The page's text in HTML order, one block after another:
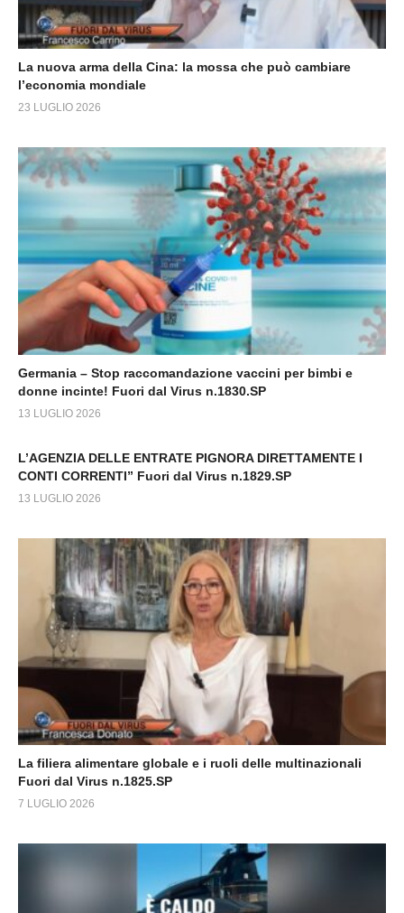
La nuova arma della Cina: la mossa che può cambiare
l’economia mondiale
23 LUGLIO 2026
Germania – Stop raccomandazione vaccini per bimbi e
donne incinte! Fuori dal Virus n.1830.SP
13 LUGLIO 2026
L’AGENZIA DELLE ENTRATE PIGNORA DIRETTAMENTE I
CONTI CORRENTI” Fuori dal Virus n.1829.SP
13 LUGLIO 2026
La filiera alimentare globale e i ruoli delle multinazionali
Fuori dal Virus n.1825.SP
7 LUGLIO 2026